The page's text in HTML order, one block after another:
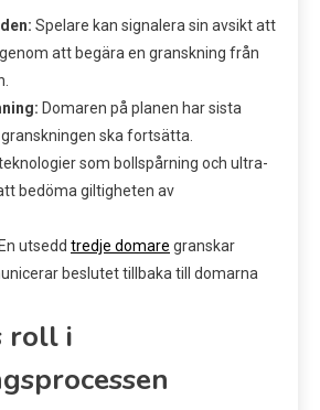
Spelare kan signalera sin avsikt att
att begära en granskning från
Domaren på planen har sista
ska fortsätta.
som bollspårning och ultra-
bedöma giltigheten av
En utsedd tredje domare granskar
beslutet tillbaka till domarna
roll i